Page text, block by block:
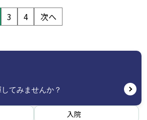
3 4 次へ
入院
てみませんか？